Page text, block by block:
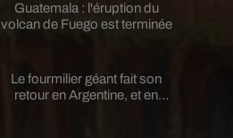
Guatemala : l'éruption du
volcan de Fuego est terminée
Le fourmilier géant fait son
retour en Argentine, et en